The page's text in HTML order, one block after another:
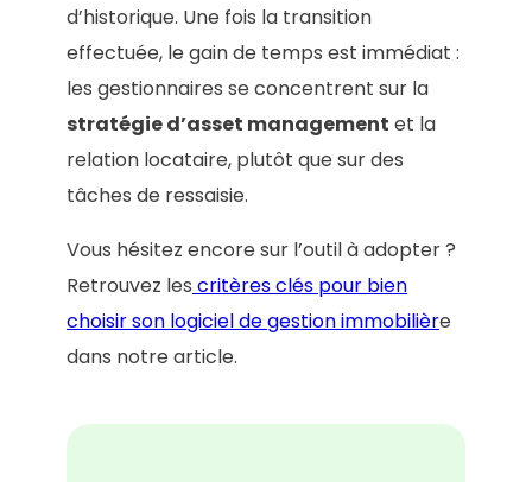
d’historique. Une fois la transition
effectuée, le gain de temps est immédiat :
les gestionnaires se concentrent sur la
stratégie d’asset management et la
relation locataire, plutôt que sur des
tâches de ressaisie.
Vous hésitez encore sur l’outil à adopter ?
Retrouvez les critères clés pour bien
choisir son logiciel de gestion immobilière
dans notre article.